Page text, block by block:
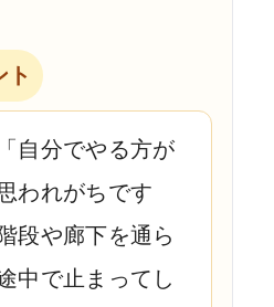
ト
自分でやる方が
われがちです
段や廊下を通ら
中で止まってし